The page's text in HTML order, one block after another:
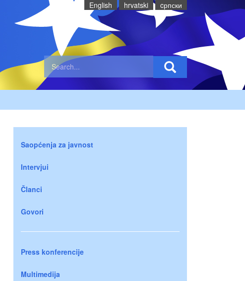
English hrvatski cрпски
Saopćenja za javnost
Intervjui
Članci
Govori
Press konferencije
Multimedija